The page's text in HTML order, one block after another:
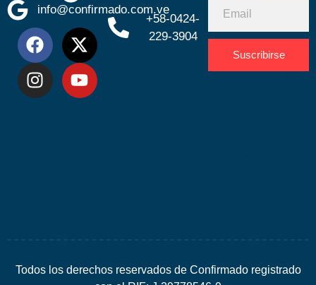
info@confirmado.com.ve
+58-0424-
229-3904
Suscribirse
Todos los derechos reservados de Confirmado registrado